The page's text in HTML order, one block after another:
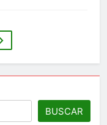
BUSCAR